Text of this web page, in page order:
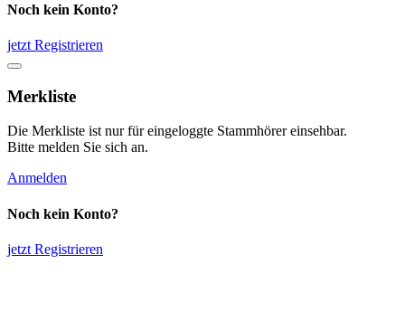
Noch kein Konto?
jetzt Registrieren
Merkliste
Die Merkliste ist nur für eingeloggte Stammhörer einsehbar.
Bitte melden Sie sich an.
Anmelden
Noch kein Konto?
jetzt Registrieren